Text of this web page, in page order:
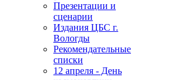
Презентации и
сценарии
Издания ЦБС г.
Вологды
Рекомендательные
списки
12 апреля - День